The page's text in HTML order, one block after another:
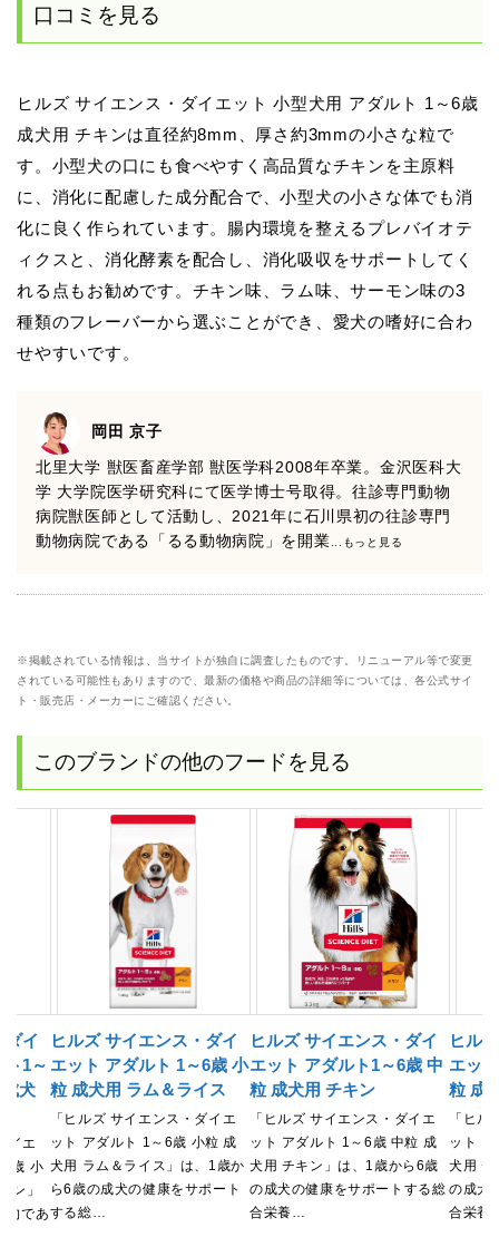
口コミを見る
ヒルズ サイエンス・ダイエット 小型犬用 アダルト 1～6歳
成犬用 チキンは直径約8mm、厚さ約3mmの小さな粒で
す。小型犬の口にも食べやすく高品質なチキンを主原料
に、消化に配慮した成分配合で、小型犬の小さな体でも消
化に良く作られています。腸内環境を整えるプレバイオテ
ィクスと、消化酵素を配合し、消化吸収をサポートしてく
れる点もお勧めです。チキン味、ラム味、サーモン味の3
種類のフレーバーから選ぶことができ、愛犬の嗜好に合わ
せやすいです。
岡田 京子
北里大学 獣医畜産学部 獣医学科2008年卒業。金沢医科大
学 大学院医学研究科にて医学博士号取得。往診専門動物
病院獣医師として活動し、2021年に石川県初の往診専門
動物病院である「るる動物病院」を開業 ...もっと見る
※掲載されている情報は、当サイトが独自に調査したものです。リニューアル等で変更
されている可能性もありますので、最新の価格や商品の詳細等については、各公式サイ
ト・販売店・メーカーにご確認ください。
このブランドの他のフードを見る
ダイ
1～
犬
イエ
6歳 小
ン」
向であ
ヒルズ サイエンス・ダイ
エット アダルト 1～6歳 小
粒 成犬用 ラム＆ライス
「ヒルズ サイエンス・ダイエ
ット アダルト 1～6歳 小粒 成
犬用 ラム＆ライス」は、1歳か
ら6歳の成犬の健康をサポート
する総…
ヒルズ サイエンス・ダイ
エット アダルト1～6歳 中
粒 成犬用 チキン
「ヒルズ サイエンス・ダイエ
ット アダルト 1～6歳 中粒 成
犬用 チキン」は、1歳から6歳
の成犬の健康をサポートする総
合栄養…
ヒル
エッ
粒 成
「ヒ
ット
犬用 チ
の成犬
合栄養